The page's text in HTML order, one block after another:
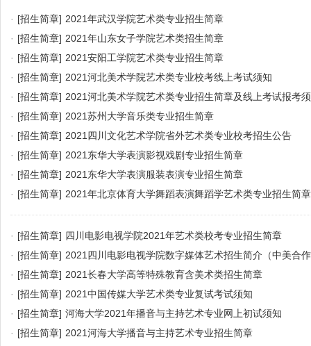
· [招生简章] 2021年武汉学院艺术类专业招生简章
· [招生简章] 2021年山东女子学院艺术类招生简章
· [招生简章] 2021安阳工学院艺术类专业招生简章
· [招生简章] 2021河北美术学院艺术类专业校考线上考试须知
· [招生简章] 2021河北美术学院艺术类专业招生简章及线上考试报考
· [招生简章] 2021苏州大学音乐类专业招生简章
· [招生简章] 2021四川文化艺术学院省外艺术类专业校考招生公告
· [招生简章] 2021东华大学表演影视戏剧专业招生简章
· [招生简章] 2021东华大学表演服装表演专业招生简章
· [招生简章] 2021年北京体育大学舞蹈表演舞蹈学艺术类专业招生简章
· [招生简章] 四川电影电视学院2021年艺术类校考专业招生简章
· [招生简章] 2021四川电影电视学院数字媒体艺术招生简介（中美合
· [招生简章] 2021长春大学高等特殊教育含美术类招生简章
· [招生简章] 2021中国传媒大学艺术类专业复试考试须知
· [招生简章] 河海大学2021年播音与主持艺术专业网上初试须知
· [招生简章] 2021河海大学播音与主持艺术专业招生简章